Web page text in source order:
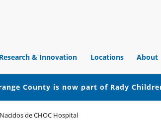
Research & Innovation Locations About
County is now part of Rady
de CHOC Hospital